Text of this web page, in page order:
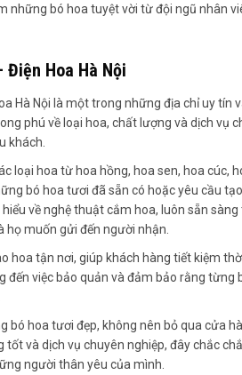
những bó hoa tuyệt vời từ đội ngũ nhân
Điện Hoa Hà Nội
Hà Nội là một trong những địa chỉ uy tín
phú về loại hoa, chất lượng và dịch vụ
khách.
loại hoa từ hoa hồng, hoa sen, hoa cúc,
bó hoa tươi đã sẵn có hoặc yêu cầu
về nghệ thuật cắm hoa, luôn sẵn
muốn gửi đến người nhận.
hoa tận nơi, giúp khách hàng tiết kiệm
đến việc bảo quản và đảm bảo rằng từng
bó hoa tươi đẹp, không nên bỏ qua cửa
và dịch vụ chuyên nghiệp, đây chắc
người thân yêu của mình.